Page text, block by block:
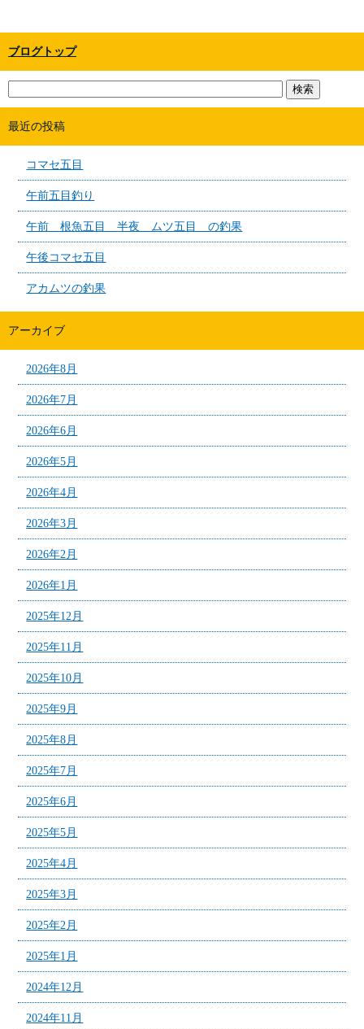
ブログトップ
最近の投稿
コマセ五目
午前五目釣り
午前 根魚五目 半夜 ムツ五目 の釣果
午後コマセ五目
アカムツの釣果
アーカイブ
2026年8月
2026年7月
2026年6月
2026年5月
2026年4月
2026年3月
2026年2月
2026年1月
2025年12月
2025年11月
2025年10月
2025年9月
2025年8月
2025年7月
2025年6月
2025年5月
2025年4月
2025年3月
2025年2月
2025年1月
2024年12月
2024年11月